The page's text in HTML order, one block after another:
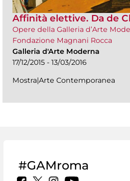
Affinità elettive. Da de
Opere della Galleria d’Arte
Fondazione Magnani Rocca
Galleria d'Arte Moderna
17/12/2015 - 13/03/2016
Mostra|Arte Contemporanea
#GAMroma